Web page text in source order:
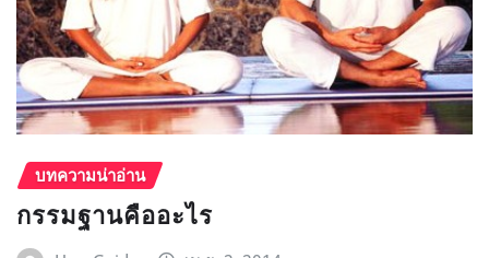
บทความน่าอ่าน
กรรมฐานคืออะไร